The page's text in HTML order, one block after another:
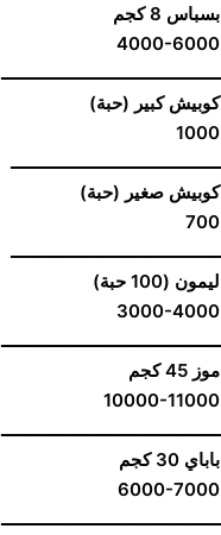
بسباس 8 كجم
4000-6000
ــــــــــــــــــــــــــــــــــــــــــــــ
كوبيش كبير (حبة)
1000
ــــــــــــــــــــــــــــــــــــــــــــ
كوبيش صغير (حبة)
700
ــــــــــــــــــــــــــــــــــــــــــــ
ليمون (100 حبة)
3000-4000
ــــــــــــــــــــــــــــــــــــــــــــــ
موز 45 كجم
10000-11000
ــــــــــــــــــــــــــــــــــــــــــــــ
باباي 30 كجم
6000-7000
ــــــــــــــــــــــــــــــــــــــــــــــ